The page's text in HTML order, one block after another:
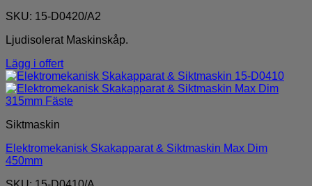
SKU: 15-D0420/A2
Ljudisolerat Maskinskåp.
Lägg i offert
Siktmaskin
Elektromekanisk Skakapparat & Siktmaskin Max Dim
450mm